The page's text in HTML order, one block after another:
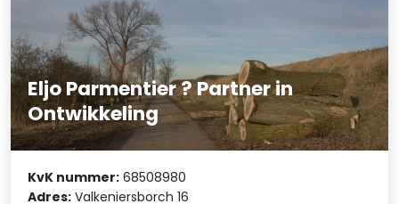
Eljo Parmentier ? Partner in
Ontwikkeling
KvK nummer: 68508980
Adres: Valkeniersborch 16